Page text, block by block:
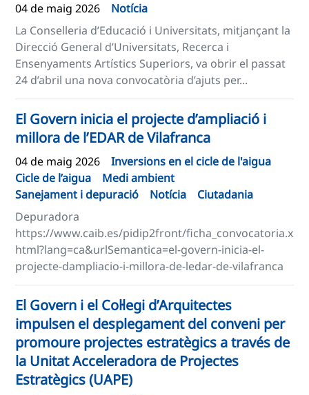
04 de maig 2026
Notícia
La Conselleria d’Educació i Universitats, mitjançant la
Direcció General d’Universitats, Recerca i
Ensenyaments Artístics Superiors, va obrir el passat
24 d’abril una nova convocatòria d’ajuts per...
El Govern inicia el projecte d’ampliació i
millora de l’EDAR de Vilafranca
04 de maig 2026
Inversions en el cicle de l'aigua
Cicle de l’aigua
Medi ambient
Sanejament i depuració
Notícia
Ciutadania
Depuradora
https://www.caib.es/pidip2front/ficha_convocatoria.x
html?lang=ca&urlSemantica=el-govern-inicia-el-
projecte-dampliacio-i-millora-de-ledar-de-vilafranca
El Govern i el Col·legi d’Arquitectes
impulsen el desplegament del conveni per
promoure projectes estratègics a través de
la Unitat Acceleradora de Projectes
Estratègics (UAPE)